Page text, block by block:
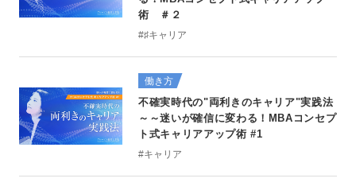
術 ＃２
#♯キャリア
働き方
不確実時代の"両利きのキャリア"実践法
～～迷いが確信に変わる！MBAコンセプ
ト式キャリアアップ術 #1
#キャリア